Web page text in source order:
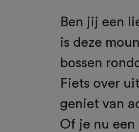
Ben jij een
is deze
bossen
Fiets over
geniet van
Of je nu